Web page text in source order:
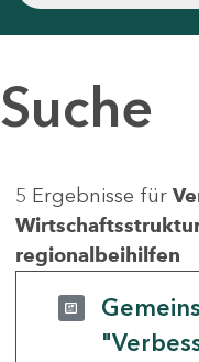
Suche
5 Ergebnisse für
regionalbeihilfen